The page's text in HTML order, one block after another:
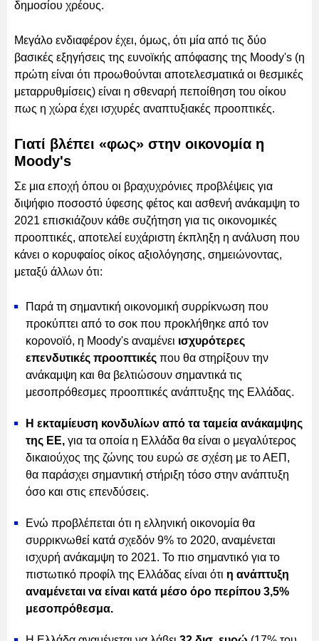
δημοσίου χρέους.
Μεγάλο ενδιαφέρον έχει, όμως, ότι μία από τις δύο
βασικές εξηγήσεις της ευνοϊκής απόφασης της Moody's (η
πρώτη είναι ότι προωθούνται αποτελεσματικά οι θεσμικές
μεταρρυθμίσεις) είναι η σθεναρή πεποίθηση του οίκου
πως η χώρα έχει ισχυρές αναπτυξιακές προοπτικές.
Γιατί βλέπει «φως» στην οικονομία η
Moody's
Σε μια εποχή όπου οι βραχυχρόνιες προβλέψεις για
διψήφιο ποσοστό ύφεσης φέτος και ασθενή ανάκαμψη το
2021 επισκιάζουν κάθε συζήτηση για τις οικονομικές
προοπτικές, αποτελεί ευχάριστη έκπληξη η ανάλυση που
κάνει ο κορυφαίος οίκος αξιολόγησης, σημειώνοντας,
μεταξύ άλλων ότι:
Παρά τη σημαντική οικονομική συρρίκνωση που
προκύπτει από το σοκ που προκλήθηκε από τον
κορονοϊό, η Moody's αναμένει ισχυρότερες
επενδυτικές προοπτικές που θα στηρίξουν την
ανάκαμψη και θα βελτιώσουν σημαντικά τις
μεσοπρόθεσμες προοπτικές ανάπτυξης της Ελλάδας.
Η εκταμίευση κονδυλίων από τα ταμεία ανάκαμψης
της ΕΕ, για τα οποία η Ελλάδα θα είναι ο μεγαλύτερος
δικαιούχος της ζώνης του ευρώ σε σχέση με το ΑΕΠ,
θα παράσχει σημαντική στήριξη τόσο στην ανάπτυξη
όσο και στις επενδύσεις.
Ενώ προβλέπεται ότι η ελληνική οικονομία θα
συρρικνωθεί κατά σχεδόν 9% το 2020, αναμένεται
ισχυρή ανάκαμψη το 2021. Το πιο σημαντικό για το
πιστωτικό προφίλ της Ελλάδας είναι ότι η ανάπτυξη
αναμένεται να είναι κατά μέσο όρο περίπου 3,5%
μεσοπρόθεσμα.